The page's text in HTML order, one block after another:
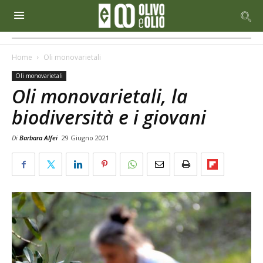
Home Oli monovarietali
Oli monovarietali
Oli monovarietali, la
biodiversità e i giovani
Di Barbara Alfei 29 Giugno 2021